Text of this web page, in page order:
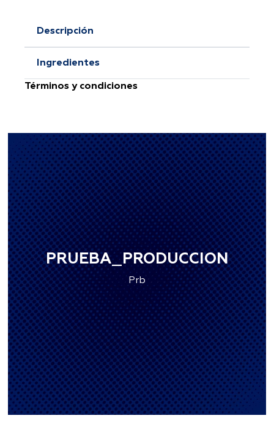
Descripción
Ingredientes
Términos y condiciones
PRUEBA_PRODUCCION
Prb